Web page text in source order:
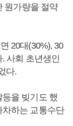
원가량을 절약
20대(30%), 30
. 사회 초년생인
다.
을 빚기도 했
하는 교통수단